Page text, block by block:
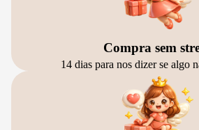
Compra sem
14 dias para nos dizer se algo